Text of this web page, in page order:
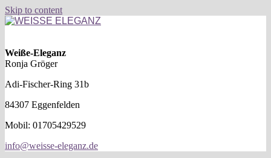
Skip to content
Weiße-Eleganz
Ronja Gröger
Adi-Fischer-Ring 31b
84307 Eggenfelden
Mobil: 01705429529
info@weisse-eleganz.de